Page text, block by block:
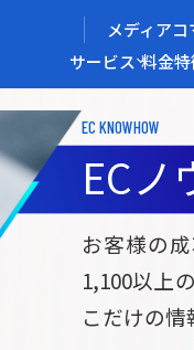
メディア
サービス 料金
ィアコマースを実現す
ク/定期通販ECサイト
Commerce
とは 選ばれる理由導
お役立ち資
EC KNOWHOW
ECノ
お客様の
1,100以上
こだけの情